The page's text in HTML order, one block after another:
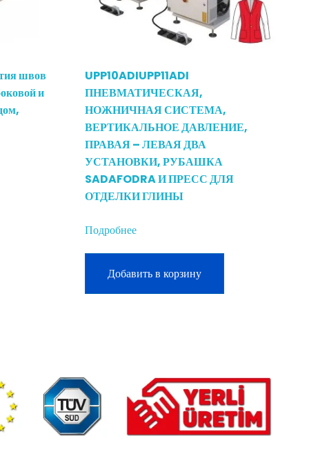
швов
и
UPP10ADIUPP11ADI
ПНЕВМАТИЧЕСКАЯ,
НОЖНИЧНАЯ СИСТЕМА,
ВЕРТИКАЛЬНОЕ ДАВЛЕНИЕ,
ПРАВАЯ – ЛЕВАЯ ДВА
УСТАНОВКИ, РУБАШКА
SADAFODRA И ПРЕСС ДЛЯ
ОТДЕЛКИ ГЛИНЫ
Подробнее
Добавить в корзину